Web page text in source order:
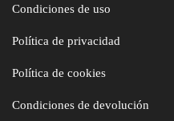
Condiciones de uso
Política de privacidad
Política de cookies
Condiciones de devolución